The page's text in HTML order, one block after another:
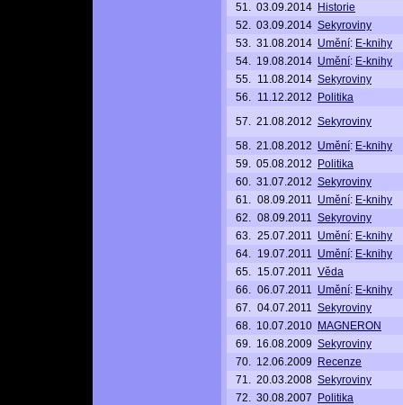
51. 03.09.2014 Historie
52. 03.09.2014 Sekyroviny
53. 31.08.2014 Umění: E-knihy
54. 19.08.2014 Umění: E-knihy
55. 11.08.2014 Sekyroviny
56. 11.12.2012
Politika
57. 21.08.2012 Sekyroviny
58. 21.08.2012 Umění: E-knihy
59. 05.08.2012
Politika
60. 31.07.2012 Sekyroviny
61. 08.09.2011 Umění: E-knihy
62. 08.09.2011 Sekyroviny
63. 25.07.2011 Umění: E-knihy
64. 19.07.2011 Umění: E-knihy
65. 15.07.2011 Věda
66. 06.07.2011 Umění: E-knihy
67. 04.07.2011 Sekyroviny
68. 10.07.2010 MAGNERON
69. 16.08.2009 Sekyroviny
70. 12.06.2009 Recenze
71. 20.03.2008 Sekyroviny
72. 30.08.2007
Politika